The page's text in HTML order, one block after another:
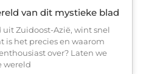
van dit mystieke blad
Zuidoost-Azië, wint snel
is het precies en waarom
over? Laten we
wereld